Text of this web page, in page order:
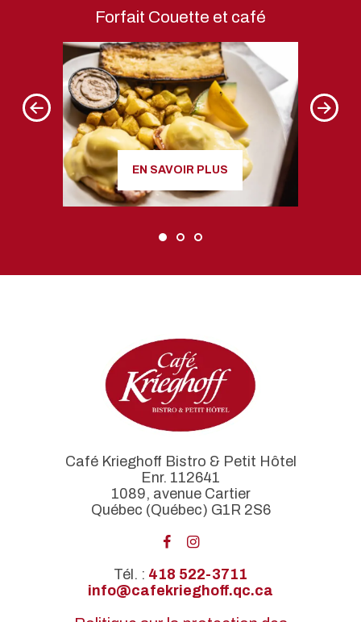
Forfait Couette et café
EN SAVOIR PLUS
Café Krieghoff Bistro & Petit Hôtel
Enr. 112641
1089, avenue Cartier
Québec (Québec) G1R 2S6
Tél. : 418 522-3711
info@cafekrieghoff.qc.ca